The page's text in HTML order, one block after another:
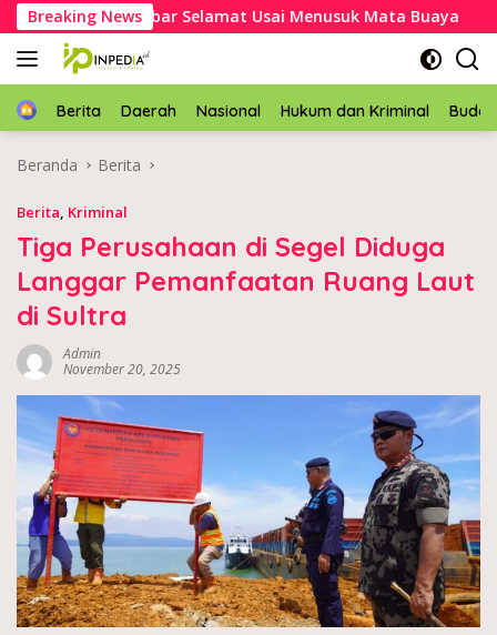
Langsung
ke
konten
Breaking News
Asal Mubar Selamat Usai Menusuk Mata Buaya
HomeBerita Daerah Nasional Hukum dan Kriminal
Beranda Berita
Berita, Kriminal
Tiga Perusahaan di Segel Diduga
Langgar Pemanfaatan Ruang Laut
di Sultra
Admin
November 20, 2025